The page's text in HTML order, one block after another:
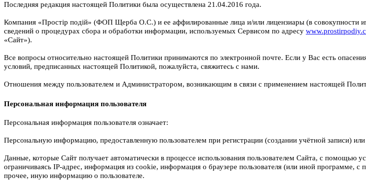
Последняя редакция настоящей Политики была осуществлена 21.04.2016 года.
Компания «Простір подій» (ФОП Щерба О.С.) и ее аффилированные лица и/или лицензиары (в совокупности
сведений о процедурах сбора и обработки информации, используемых Сервисом по адресу
«Cайт»).
Все вопросы относительно настоящей Политики принимаются по электронной почте. Если у Вас есть
условий, предписанных настоящей Политикой, пожалуйста, свяжитесь с нами.
Отношения между пользователем и Администратором, возникающим в связи с применением настоящей
Персональная информация пользователя
Персональная информация пользователя означает:
Персональную информацию, предоставленную пользователем при регистрации (создании учётной записи)
Данные, которые Сайт получает автоматически в процессе использования пользователем Сайта, с помощью
ограничиваясь IP-адрес, информация из cookie, информация о браузере пользователя (или иной программе,
прочее, иную информацию о пользователе.